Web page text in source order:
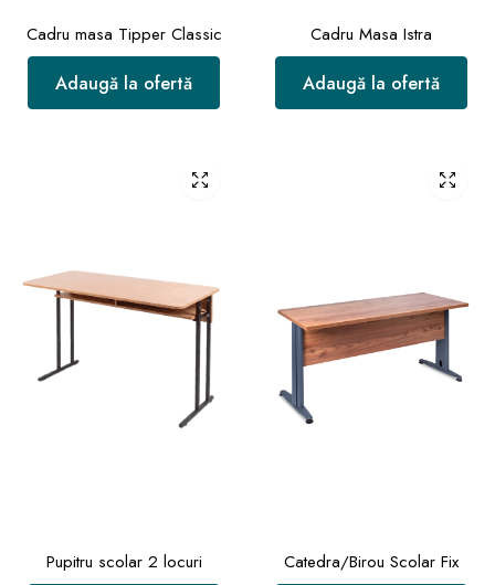
Cadru masa Tipper Classic
Adaugă la ofertă
Cadru Masa Istra
Adaugă la ofertă
Pupitru scolar 2 locuri Catedra/Birou Scolar Fix